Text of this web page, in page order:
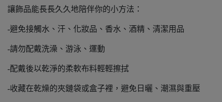
讓飾品能長長久久地陪伴你的小方法：
-避免接觸水、汗、化妝品、香水、酒精、清潔用品
-請勿配戴洗澡、游泳、運動
-配戴後以乾淨的柔軟布料輕輕擦拭
-收藏在乾燥的夾鏈袋或盒子裡，避免日曬、潮濕與重壓